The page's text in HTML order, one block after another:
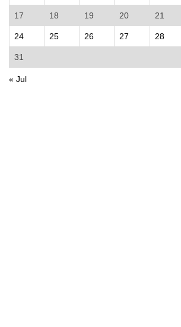
17 18 19 20 21
24 25 26 27 28
31
« Jul